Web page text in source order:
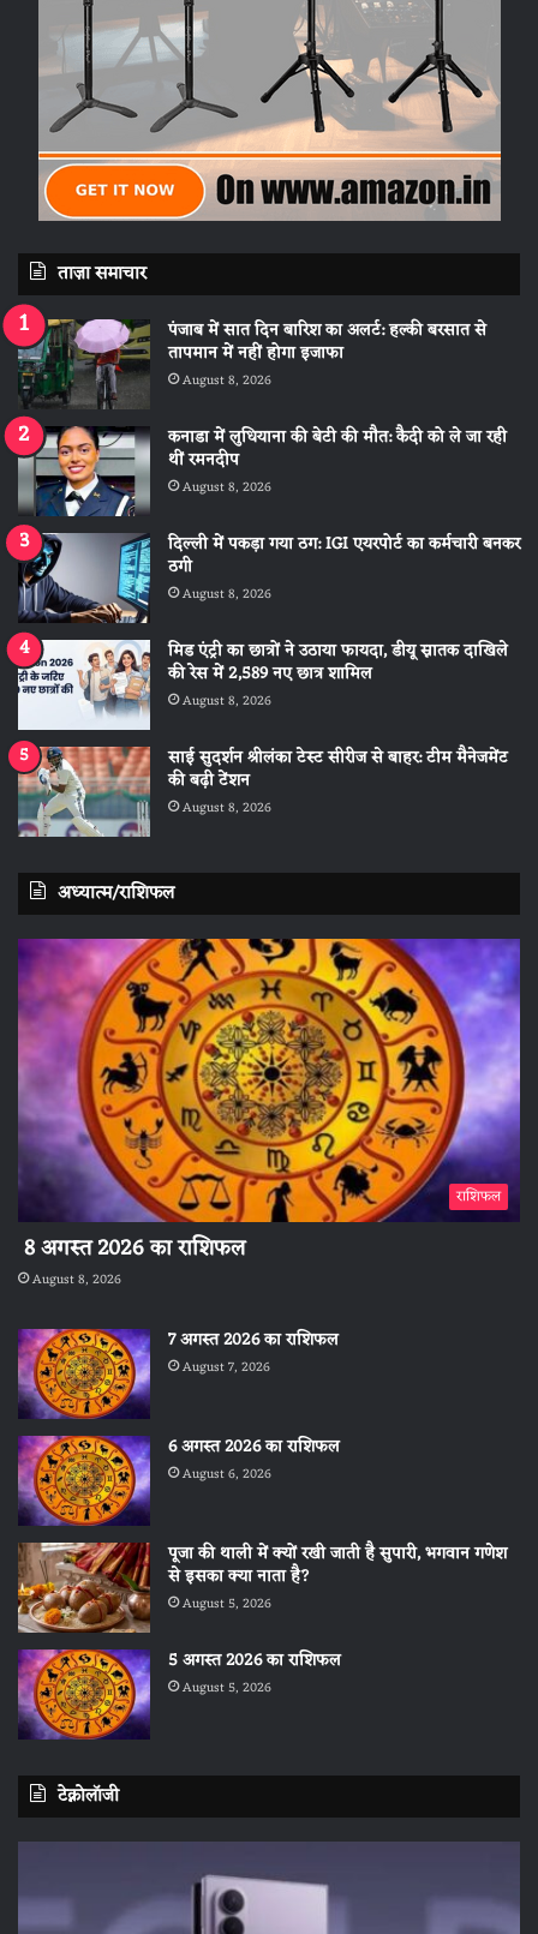
ताज़ा समाचार
पंजाब में सात दिन बारिश का अलर्ट: हल्की बरसात से
तापमान में नहीं होगा इजाफा
August 8, 2026
कनाडा में लुधियाना की बेटी की माैत: कैदी को ले जा रही
थीं रमनदीप
August 8, 2026
दिल्ली में पकड़ा गया ठग: IGI एयरपोर्ट का कर्मचारी बनकर
ठगी
August 8, 2026
मिड एंट्री का छात्रों ने उठाया फायदा, डीयू स्नातक दाखिले
की रेस में 2,589 नए छात्र शामिल
August 8, 2026
साई सुदर्शन श्रीलंका टेस्ट सीरीज से बाहर: टीम मैनेजमेंट
की बढ़ी टेंशन
August 8, 2026
अध्यात्म/राशिफल
राशिफल
8 अगस्त 2026 का राशिफल
August 8, 2026
7 अगस्त 2026 का राशिफल
August 7, 2026
6 अगस्त 2026 का राशिफल
August 6, 2026
पूजा की थाली में क्यों रखी जाती है सुपारी, भगवान गणेश
से इसका क्या नाता है?
August 5, 2026
5 अगस्त 2026 का राशिफल
August 5, 2026
टेक्नोलॉजी